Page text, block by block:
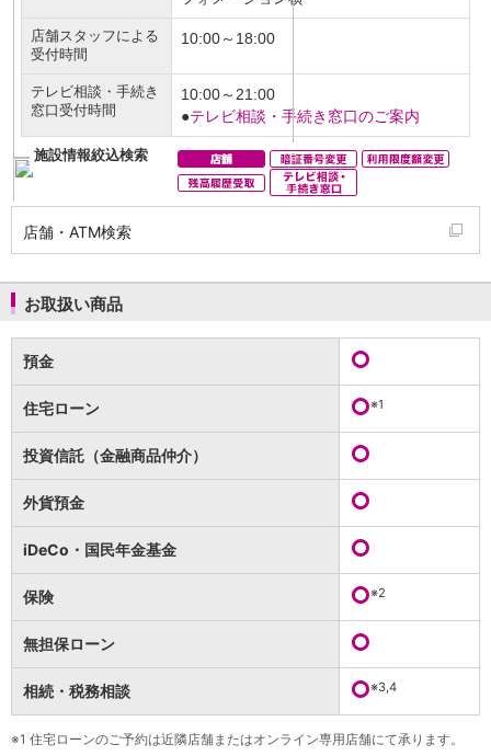
iDeCo（個人型確定拠出年金）
国民年金基金
ロボアドバイザークラウドファンディング
WealthNavi for イオン銀行（ロボアドバイザー）
funds
ローン
住宅ローン
新規お借入れの方
お借換えの方
フラット35
リ・バース60
カードローン
目的別ローンマイページ
保険
保険TOP
医療保険
就業不能保険
海外旅行保険
国内旅行傷害保険
スマホ保険
傷害保険
介護保険
カード
クレジットカード
デビットカード
インターネットバンキング
店舗・ATM検索
お取扱い商品
預金
住宅ローン ※1
投資信託（金融商品仲介）
外貨預金
iDeCo・国民年金基金
保険 ※2
無担保ローン
相続・税務相談 ※3,4
※1 住宅ローンのご予約は近隣店舗またはオンライン専用店舗にて承ります。